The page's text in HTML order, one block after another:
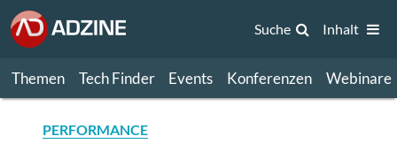
Themen Tech Finder Events Konferenzen Webinare
Suche Inhalt
PERFORMANCE